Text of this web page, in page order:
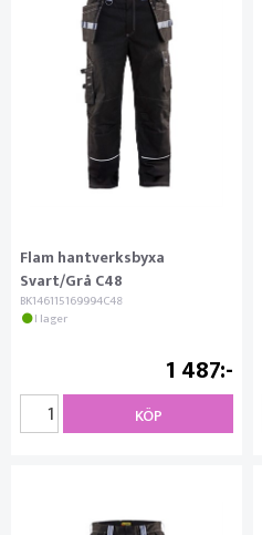
Flam hantverksbyxa
Svart/Grå C48
BK146115169994C48
I lager
1 487
KÖP